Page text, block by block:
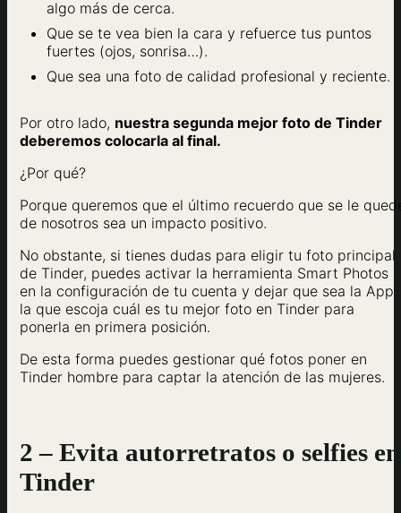
algo más de cerca.
Que se te vea bien la cara y refuerce tus puntos
fuertes (ojos, sonrisa…).
Que sea una foto de calidad profesional y reciente.
Por otro lado, nuestra segunda mejor foto de Tinder
deberemos colocarla al final.
¿Por qué?
Porque queremos que el último recuerdo que se le
de nosotros sea un impacto positivo.
No obstante, si tienes dudas para eligir tu foto principal
de Tinder, puedes activar la herramienta Smart Photos
en la configuración de tu cuenta y dejar que sea la App
la que escoja cuál es tu mejor foto en Tinder para
ponerla en primera posición.
De esta forma puedes gestionar qué fotos poner en
Tinder hombre para captar la atención de las mujeres.
2 – Evita autorretratos o selfies en
Tinder